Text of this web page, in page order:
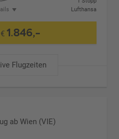
Lufthansa
1.846,-
Flugzeiten
ab Wien (VIE)